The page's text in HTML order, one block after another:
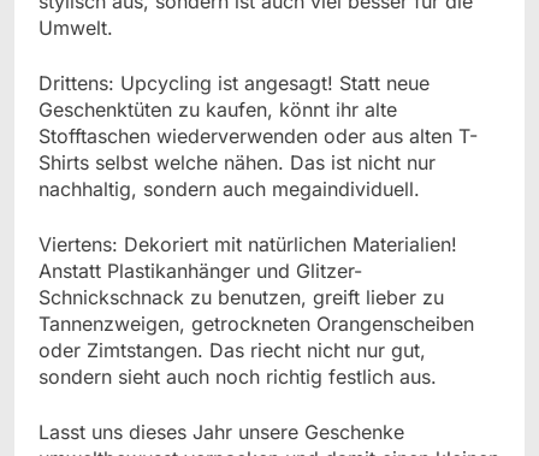
Umwelt.
Drittens: Upcycling ist angesagt! Statt neue
Geschenktüten zu kaufen, könnt ihr alte
Stofftaschen wiederverwenden oder aus alten T-
Shirts selbst welche nähen. Das ist nicht nur
nachhaltig, sondern auch megaindividuell.
Viertens: Dekoriert mit natürlichen Materialien!
Anstatt Plastikanhänger und Glitzer-
Schnickschnack zu benutzen, greift lieber zu
Tannenzweigen, getrockneten Orangenscheiben
oder Zimtstangen. Das riecht nicht nur gut,
sondern sieht auch noch richtig festlich aus.
Lasst uns dieses Jahr unsere Geschenke